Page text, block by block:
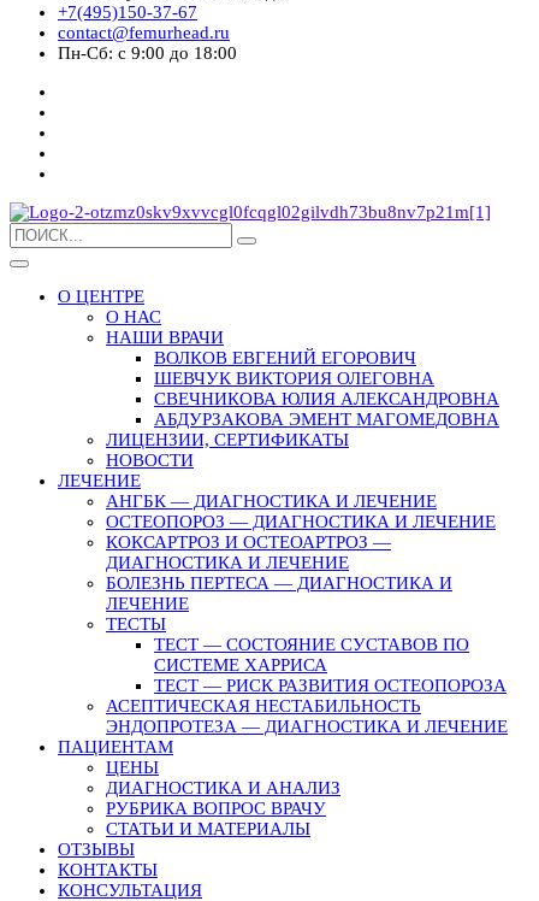
+7(495)150-37-67
contact@femurhead.ru
Пн-Сб: с 9:00 до 18:00
О ЦЕНТРЕ
О НАС
НАШИ ВРАЧИ
ВОЛКОВ ЕВГЕНИЙ ЕГОРОВИЧ
ШЕВЧУК ВИКТОРИЯ ОЛЕГОВНА
СВЕЧНИКОВА ЮЛИЯ АЛЕКСАНДРОВНА
АБДУРЗАКОВА ЭМЕНТ МАГОМЕДОВНА
ЛИЦЕНЗИИ, СЕРТИФИКАТЫ
НОВОСТИ
ЛЕЧЕНИЕ
АНГБК — ДИАГНОСТИКА И ЛЕЧЕНИЕ
ОСТЕОПОРОЗ — ДИАГНОСТИКА И ЛЕЧЕНИЕ
КОКСАРТРОЗ И ОСТЕОАРТРОЗ —
ДИАГНОСТИКА И ЛЕЧЕНИЕ
БОЛЕЗНЬ ПЕРТЕСА — ДИАГНОСТИКА И
ЛЕЧЕНИЕ
ТЕСТЫ
ТЕСТ — СОСТОЯНИЕ СУСТАВОВ ПО
СИСТЕМЕ ХАРРИСА
ТЕСТ — РИСК РАЗВИТИЯ ОСТЕОПОРОЗА
АСЕПТИЧЕСКАЯ НЕСТАБИЛЬНОСТЬ
ЭНДОПРОТЕЗА — ДИАГНОСТИКА И ЛЕЧЕНИЕ
ПАЦИЕНТАМ
ЦЕНЫ
ДИАГНОСТИКА И АНАЛИЗ
РУБРИКА ВОПРОС ВРАЧУ
СТАТЬИ И МАТЕРИАЛЫ
ОТЗЫВЫ
КОНТАКТЫ
КОНСУЛЬТАЦИЯ